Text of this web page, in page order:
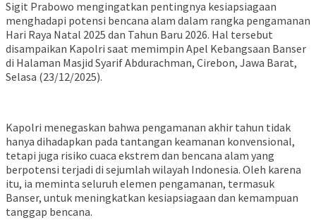
Sigit Prabowo mengingatkan pentingnya kesiapsiagaan
menghadapi potensi bencana alam dalam rangka pengamanan
Hari Raya Natal 2025 dan Tahun Baru 2026. Hal tersebut
disampaikan Kapolri saat memimpin Apel Kebangsaan Banser
di Halaman Masjid Syarif Abdurachman, Cirebon, Jawa Barat,
Selasa (23/12/2025).
Kapolri menegaskan bahwa pengamanan akhir tahun tidak
hanya dihadapkan pada tantangan keamanan konvensional,
tetapi juga risiko cuaca ekstrem dan bencana alam yang
berpotensi terjadi di sejumlah wilayah Indonesia. Oleh karena
itu, ia meminta seluruh elemen pengamanan, termasuk
Banser, untuk meningkatkan kesiapsiagaan dan kemampuan
tanggap bencana.